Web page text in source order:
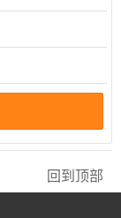
回到顶部